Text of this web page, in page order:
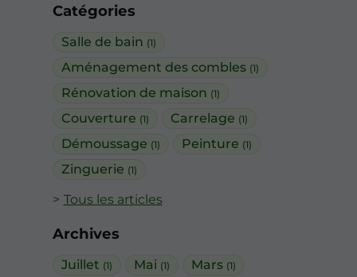
Catégories
Salle de bain (1)
Aménagement des combles (1)
Rénovation de maison (1)
Couverture (1) Carrelage (1)
Démoussage (1) Peinture (1)
Zinguerie (1)
Tous les articles
Archives
Juillet (1) Mai (1) Mars (1)